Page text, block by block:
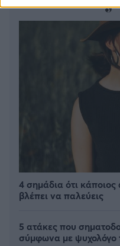
4 σημάδια ότι
βλέπει να παλεύεις
5 ατάκες που
σύμφωνα με ψυχολόγο